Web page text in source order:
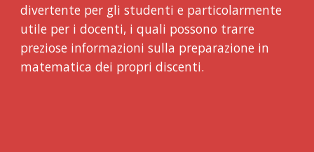
divertente per gli studenti e particolarmente
utile per i docenti, i quali possono trarre
preziose informazioni sulla preparazione in
matematica dei propri discenti.